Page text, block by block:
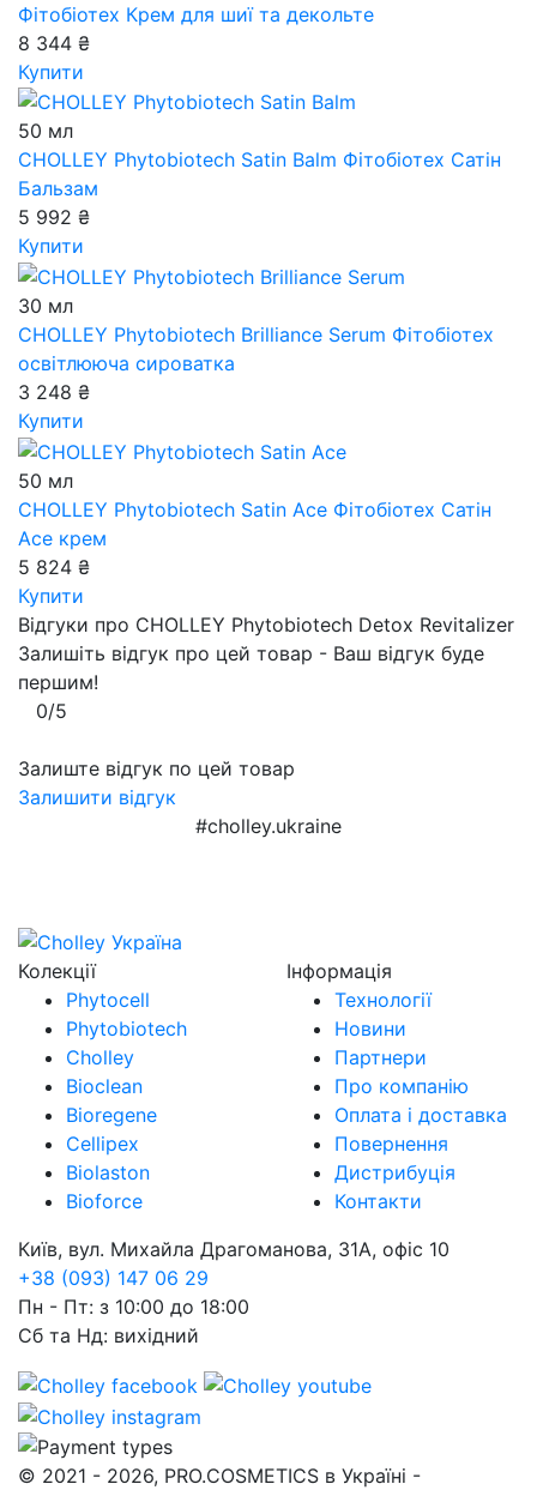
Фітобіотех Крем для шиї та декольте
8 344 ₴
Купити
50 мл
CHOLLEY Phytobiotech Satin Balm Фітобіотех Сатін
Бальзам
5 992 ₴
Купити
30 мл
CHOLLEY Phytobiotech Brilliance Serum Фітобіотех
освітлююча сироватка
3 248 ₴
Купити
50 мл
CHOLLEY Phytobiotech Satin Ace Фітобіотех Сатін
Аce крем
5 824 ₴
Купити
Відгуки про CHOLLEY Phytobiotech Detox Revitalizer
Залишіть відгук про цей товар - Ваш відгук буде
першим!
0/5
Залиште відгук по цей товар
Залишити відгук
#cholley.ukraine
Колекції
Phytocell
Phytobiotech
Cholley
Bioclean
Bioregene
Cellipex
Biolaston
Bioforce
Інформація
Технології
Новини
Партнери
Про компанію
Оплата і доставка
Повернення
Дистрибуція
Контакти
Київ, вул. Михайла Драгоманова, 31А, офіс 10
+38 (093) 147 06 29
Пн - Пт: з 10:00 до 18:00
Сб та Нд: вихідний
© 2021 - 2026, PRO.COSMETICS в Україні -